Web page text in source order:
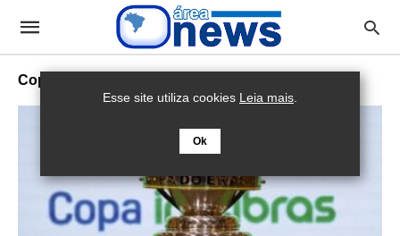
Copa do Brasil
Esse site utiliza cookies Leia mais.
Ok